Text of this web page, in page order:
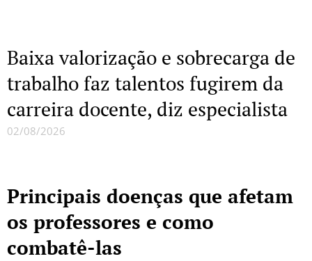
Baixa valorização e sobrecarga de
trabalho faz talentos fugirem da
carreira docente, diz especialista
02/08/2026
Principais doenças que afetam
os professores e como
combatê-las